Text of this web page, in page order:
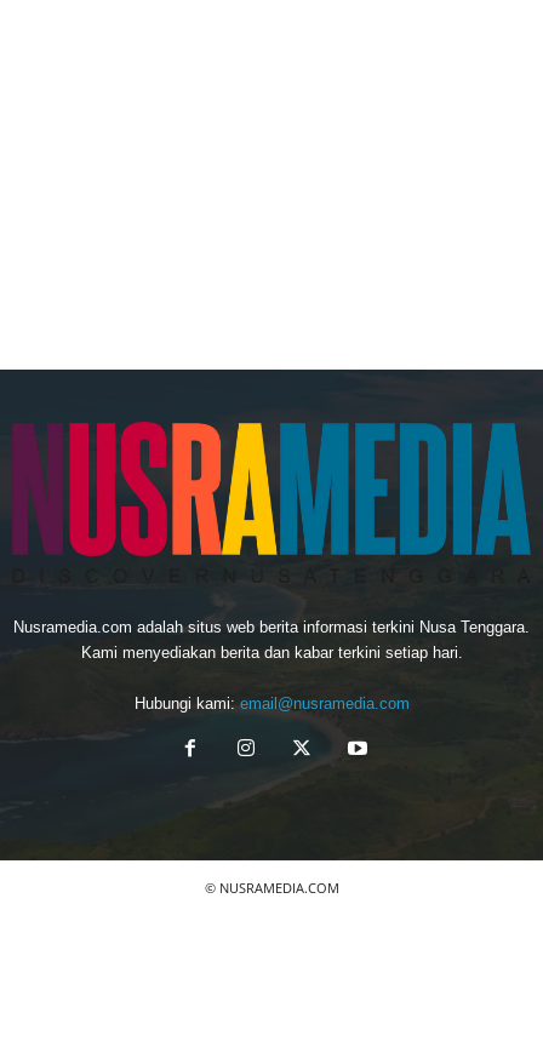
Nusramedia.com adalah situs web berita informasi terkini Nusa Tenggara.
Kami menyediakan berita dan kabar terkini setiap hari.
Hubungi kami: email@nusramedia.com
© NUSRAMEDIA.COM